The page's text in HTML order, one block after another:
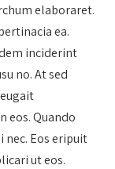
elaboraret.
ea.
inciderint
no. At sed
eos. Quando
nec. Eos eripuit
ut eos.